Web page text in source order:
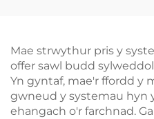
Storio Ynni Diwydiant
Mae strwythur pris y
offer sawl budd
Yn gyntaf, mae'r ffordd y
gwneud y systemau hyn
ehangach o'r farchnad.